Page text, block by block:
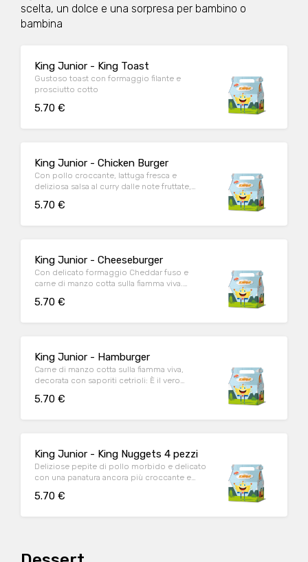
scelta, un dolce e una sorpresa per bambino o
bambina
King Junior - King Toast
Gustoso toast con formaggio filante e
prosciutto cotto
5.70 €
King Junior - Chicken Burger
Con pollo croccante, lattuga fresca e
deliziosa salsa al curry dalle note fruttate,
placare la voglia di pollo fuoripasto.
5.70 €
King Junior - Cheeseburger
Con delicato formaggio Cheddar fuso e
carne di manzo cotta sulla fiamma viva.
5.70 €
King Junior - Hamburger
Carne di manzo cotta sulla fiamma viva,
decorata con saporiti cetrioli: È il vero
5.70 €
King Junior - King Nuggets 4 pezzi
Deliziose pepite di pollo morbido e delicato
con una panatura ancora più croccante e
5.70 €